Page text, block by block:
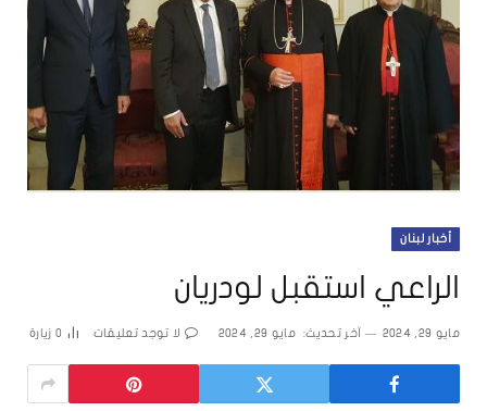
أخبار لبنان
الراعي استقبل لودريان
مايو 29, 2024 آخر تحديث: مايو 29, 2024 لا توجد تعليقات 0 زيارة